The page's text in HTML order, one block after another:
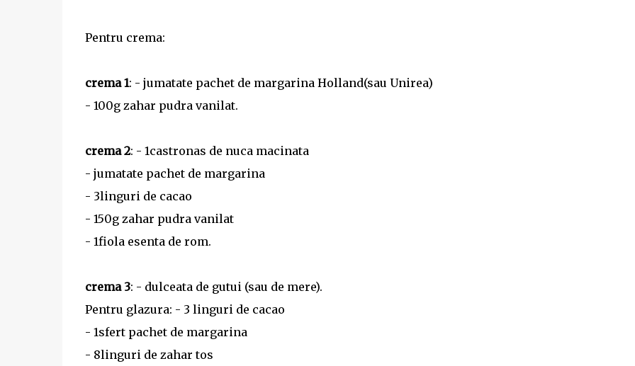
Pentru crema:
crema 1: - jumatate pachet de margarina Holland(sau Unirea)
- 100g zahar pudra vanilat.
crema 2: - 1castronas de nuca macinata
- jumatate pachet de margarina
- 3linguri de cacao
- 150g zahar pudra vanilat
- 1fiola esenta de rom.
crema 3: - dulceata de gutui (sau de mere).
Pentru glazura: - 3 linguri de cacao
- 1sfert pachet de margarina
- 8linguri de zahar tos